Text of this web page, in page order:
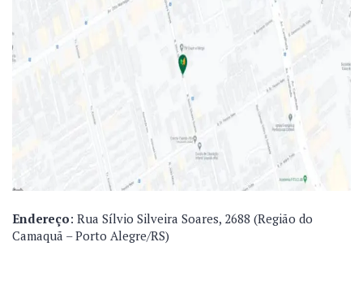
Endereço: Rua Sílvio Silveira Soares, 2688 (Região do
Camaquã – Porto Alegre/RS)